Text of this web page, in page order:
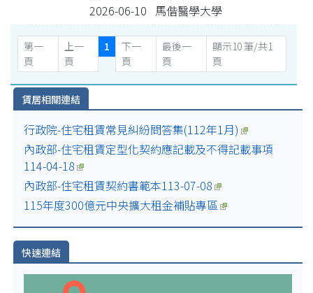
2026-06-10 馬偕醫學大學
第一
頁
上一
頁
1
下一
頁
最後一
頁
顯示10 筆/共1
頁
賃居相關連結
行政院-住宅租賃常見糾紛問答集(112年1月)
內政部-住宅租賃定型化契約應記載及不得記載事項
114-04-18
內政部-住宅租賃契約書範本113-07-08
115年度300億元中央擴大租金補貼專區
快速連結